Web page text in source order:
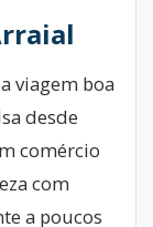
viagem boa
desde
comércio
com
a poucos